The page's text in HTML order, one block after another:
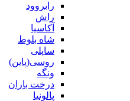
رابروود
راش
آکاسیا
شاه بلوط
ساپلی
روسی(پاین)
ونگه
درخت باران
پالونیا